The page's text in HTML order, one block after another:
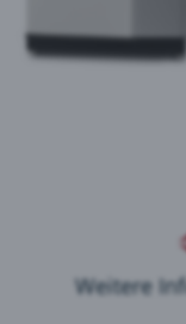
Weitere